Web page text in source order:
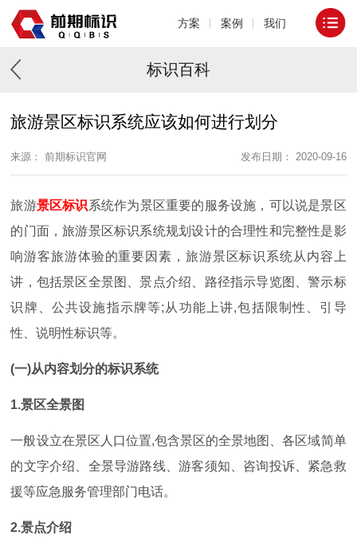
方案 案例 我们
标识百科
旅游景区标识系统应该如何进行划分
来源： 前期标识官网 发布日期： 2020-09-16
旅游景区标识系统作为景区重要的服务设施，可以说是景区
的门面，旅游景区标识系统规划设计的合理性和完整性是影
响游客旅游体验的重要因素，旅游景区标识系统从内容上
讲，包括景区全景图、景点介绍、路径指示导览图、警示标
识牌、公共设施指示牌等;从功能上讲,包括限制性、引导
性、说明性标识等。
(一)从内容划分的标识系统
1.景区全景图
一般设立在景区人口位置,包含景区的全景地图、各区域简单
的文字介绍、全景导游路线、游客须知、咨询投诉、紧急救
援等应急服务管理部门电话。
2.景点介绍